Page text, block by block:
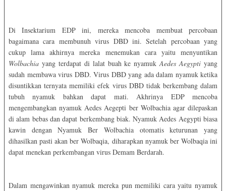
Di Insektarium EDP ini, mereka mencoba membuat percobaan
bagaimana cara membunuh virus DBD ini. Setelah percobaan yang
cukup lama akhirnya mereka menemukan cara yaitu menyuntikan
Wolbachia yang terdapat di lalat buah ke nyamukAedes Aegypti yang
sudah membawa virus DBD. Virus DBD yang ada dalam nyamuk ketika
disuntikkan ternyata memiliki efek virus DBD tidak berkembang dalam
tubuh nyamuk bahkan dapat mati. Akhrinya EDP mencoba
mengembangkan nyamuk Aedes Aegepti ber Wolbachia agar dilepaskan
di alam bebas dan dapat berkembang biak. Nyamuk Aedes Aegypti biasa
kawin dengan Nyamuk Ber Wolbachia otomatis keturunan yang
dihasilkan pasti akan ber Wolbaqia, diharapkan nyamuk ber Wolbaqia ini
dapat menekan perkembangan virus Demam Berdarah.
Dalam mengawinkan nyamuk mereka pun memiliki cara yaitu nyamuk